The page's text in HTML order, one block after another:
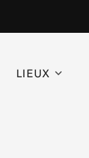
LIEUX